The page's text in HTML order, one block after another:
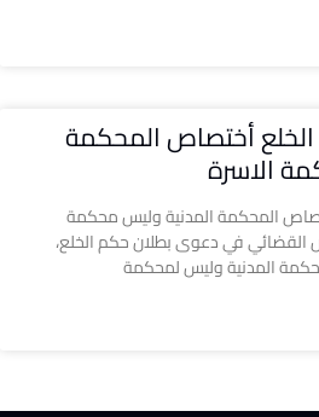
أختصاص المحكمة
الاسرة
المحكمة المدنية وليس محكمة
القضائي في دعوى بطلان حكم الخلع،
المدنية وليس لمحكمة